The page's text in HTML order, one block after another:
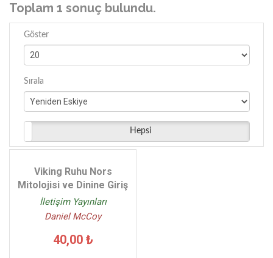
Toplam 1 sonuç bulundu.
Göster
Sırala
Hepsi
Viking Ruhu Nors
Mitolojisi ve Dinine Giriş
İletişim Yayınları
Daniel McCoy
40,00 ₺